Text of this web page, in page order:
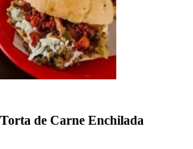
Torta de Carne Enchilada